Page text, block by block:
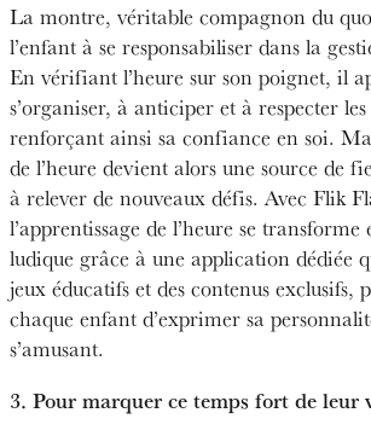
La montre, véritable compagnon du
l’enfant à se responsabiliser dans la
En vérifiant l’heure sur son poignet, il
s’organiser, à anticiper et à respecter
renforçant ainsi sa confiance en soi.
de l’heure devient alors une source de
à relever de nouveaux défis. Avec Flik
l’apprentissage de l’heure se
ludique grâce à une application dédiée
jeux éducatifs et des contenus exclusifs,
chaque enfant d’exprimer sa
s’amusant.
3. Pour marquer ce temps fort de leur